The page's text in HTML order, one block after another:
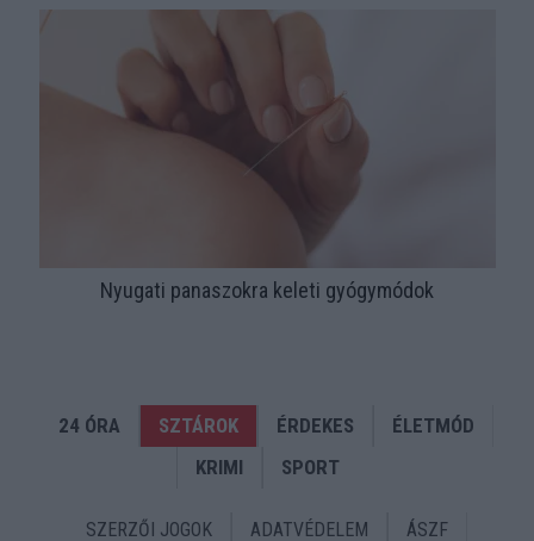
Nyugati panaszokra keleti gyógymódok
24 ÓRA SZTÁROK ÉRDEKES
ÉLETMÓD
KRIMI
SPORT
SZERZŐI JOGOK ADATVÉDELEM ÁSZF